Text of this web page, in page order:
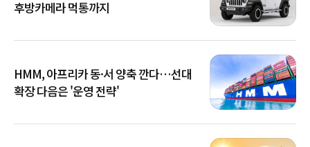
후방카메라 먹통까지
HMM, 아프리카 동·서 양축 깐다…선대
확장 다음은 '운영 전략'